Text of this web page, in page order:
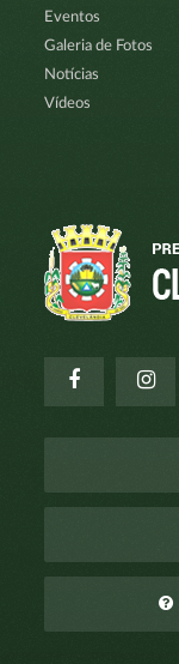
Eventos
Galeria de Fotos
Notícias
Vídeos